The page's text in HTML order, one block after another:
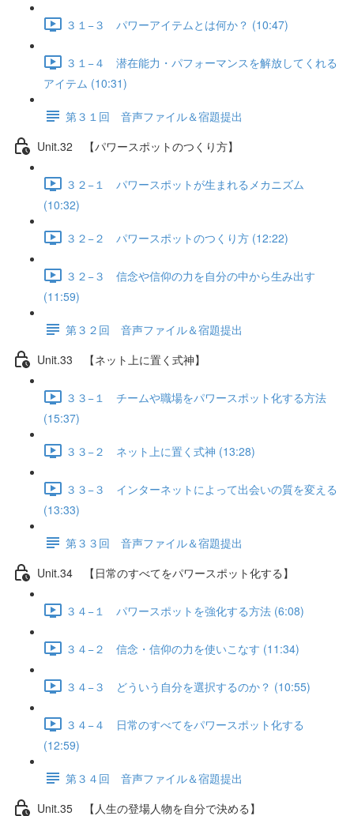
３１−３ パワーアイテムとは何か？ (10:47)
３１−４ 潜在能力・パフォーマンスを解放してくれる
アイテム (10:31)
第３１回 音声ファイル＆宿題提出
Unit.32 【パワースポットのつくり方】
３２−１ パワースポットが生まれるメカニズム
(10:32)
３２−２ パワースポットのつくり方 (12:22)
３２−３ 信念や信仰の力を自分の中から生み出す
(11:59)
第３２回 音声ファイル＆宿題提出
Unit.33 【ネット上に置く式神】
３３−１ チームや職場をパワースポット化する方法
(15:37)
３３−２ ネット上に置く式神 (13:28)
３３−３ インターネットによって出会いの質を変える
(13:33)
第３３回 音声ファイル＆宿題提出
Unit.34 【日常のすべてをパワースポット化する】
３４−１ パワースポットを強化する方法 (6:08)
３４−２ 信念・信仰の力を使いこなす (11:34)
３４−３ どういう自分を選択するのか？ (10:55)
３４−４ 日常のすべてをパワースポット化する
(12:59)
第３４回 音声ファイル＆宿題提出
Unit.35 【人生の登場人物を自分で決める】